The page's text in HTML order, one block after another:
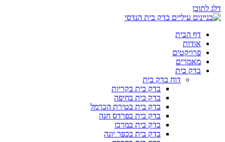
דלג לתוכן
דף הבית
אודות
פרויקטים
מאמרים
בדק בית
דוח בדק בית
בדק בית בקריות
בדק בית בחיפה
בדק בית בטירת הכרמל
בדק בית בפרדס חנה
בדק בית במרכז
בדק בית בכפר יונה